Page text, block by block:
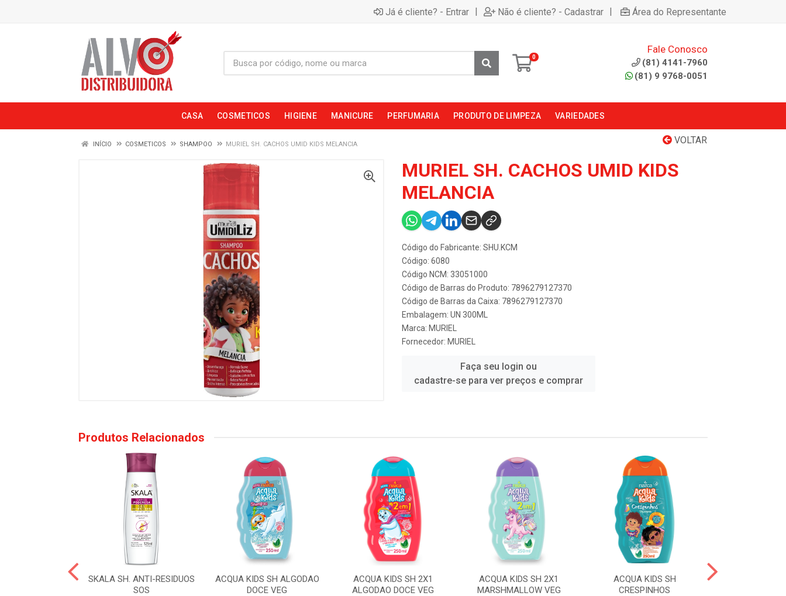
Já é cliente? - Entrar | Não é cliente? - Cadastrar | Área do Representante
0
Fale Conosco
(81) 4141-7960
(81) 9 9768-0051
CASA COSMETICOS HIGIENE MANICURE PERFUMARIA PRODUTO DE LIMPEZA VARIEDADES
VOLTAR
INÍCIO COSMETICOS SHAMPOO MURIEL SH. CACHOS UMID KIDS MELANCIA
MURIEL SH. CACHOS UMID KIDS
MELANCIA
Código do Fabricante: SHU.KCM
Código: 6080
Código NCM: 33051000
Código de Barras do Produto: 7896279127370
Código de Barras da Caixa: 7896279127370
Embalagem: UN 300ML
Marca: MURIEL
Fornecedor: MURIEL
Faça seu login ou
cadastre-se para ver preços e comprar
Produtos Relacionados
SKALA SH. ANTI-RESIDUOS
SOS
ACQUA KIDS SH ALGODAO
DOCE VEG
ACQUA KIDS SH 2X1
ALGODAO DOCE VEG
ACQUA KIDS SH 2X1
MARSHMALLOW VEG
ACQUA KIDS SH
CRESPINHOS